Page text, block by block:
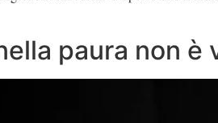
paura non è